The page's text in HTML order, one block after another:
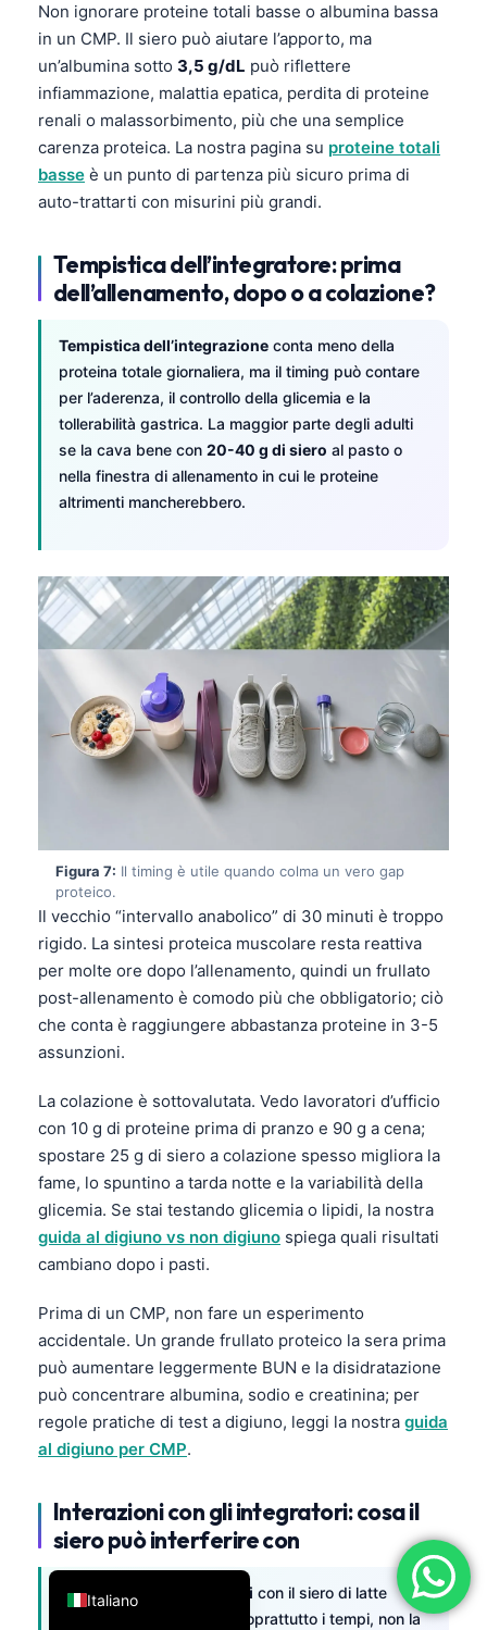
Non ignorare proteine totali basse o albumina bassa
in un CMP. Il siero può aiutare l’apporto, ma
un’albumina sotto 3,5 g/dL può riflettere
infiammazione, malattia epatica, perdita di proteine
renali o malassorbimento, più che una semplice
carenza proteica. La nostra pagina su proteine totali
basse è un punto di partenza più sicuro prima di
auto-trattarti con misurini più grandi.
Tempistica dell’integratore: prima
dell’allenamento, dopo o a colazione?
Tempistica dell’integrazione conta meno della
proteina totale giornaliera, ma il timing può contare
per l’aderenza, il controllo della glicemia e la
tollerabilità gastrica. La maggior parte degli adulti
se la cava bene con 20-40 g di siero al pasto o
nella finestra di allenamento in cui le proteine
altrimenti mancherebbero.
Figura 7: Il timing è utile quando colma un vero gap
proteico.
Il vecchio “intervallo anabolico” di 30 minuti è troppo
rigido. La sintesi proteica muscolare resta reattiva
per molte ore dopo l’allenamento, quindi un frullato
post-allenamento è comodo più che obbligatorio; ciò
che conta è raggiungere abbastanza proteine in 3-5
assunzioni.
La colazione è sottovalutata. Vedo lavoratori d’ufficio
con 10 g di proteine prima di pranzo e 90 g a cena;
spostare 25 g di siero a colazione spesso migliora la
fame, lo spuntino a tarda notte e la variabilità della
glicemia. Se stai testando glicemia o lipidi, la nostra
guida al digiuno vs non digiuno spiega quali risultati
cambiano dopo i pasti.
Prima di un CMP, non fare un esperimento
accidentale. Un grande frullato proteico la sera prima
può aumentare leggermente BUN e la disidratazione
può concentrare albumina, sodio e creatinina; per
regole pratiche di test a digiuno, leggi la nostra guida
al digiuno per CMP.
Interazioni con gli integratori: cosa il
siero può interferire con
Interazioni con integratori con il siero di latte
(whey) di solito riguarda soprattutto i tempi, non la
Italiano
Deutsch
Français
עִבְרִית
Español
Português
Ελληνικά
Türkçe
Română
简体中文
Български
Dansk
Nederlands
हिन्दी
Bahasa Indonesia
Հայերեն
Íslenska
Српски језик
Svenska
Azərbaycan dili
Eesti
日本語
ქართული
Русский
한국어
Slovenščina
Magyar
Shqip
বাংলা
मराठी
தமிழ்
ગુજરાતી
ಕನ್ನಡ
മലയാളം
Bahasa Melayu
Tiếng Việt